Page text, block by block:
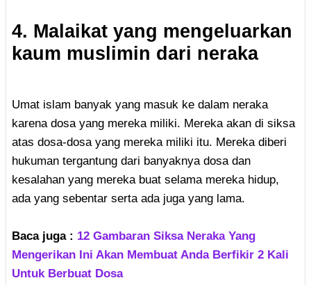
4. Malaikat yang mengeluarkan
kaum muslimin dari neraka
Umat islam banyak yang masuk ke dalam neraka
karena dosa yang mereka miliki. Mereka akan di siksa
atas dosa-dosa yang mereka miliki itu. Mereka diberi
hukuman tergantung dari banyaknya dosa dan
kesalahan yang mereka buat selama mereka hidup,
ada yang sebentar serta ada juga yang lama.
Baca juga : 12 Gambaran Siksa Neraka Yang
Mengerikan Ini Akan Membuat Anda Berfikir 2 Kali
Untuk Berbuat Dosa